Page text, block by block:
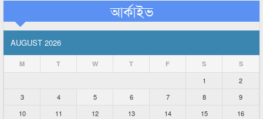
আর্কাইভ
AUGUST 2026
M T W T F S S
1
2
3
4 5 6 7 8
9
10
11 12 13 14 15 16